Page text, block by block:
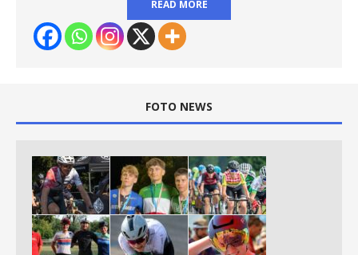
READ MORE
FOTO NEWS